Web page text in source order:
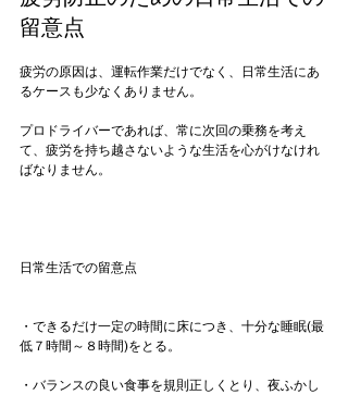
留意点
疲労の原因は、運転作業だけでなく、日常生活にあ
るケースも少なくありません。
プロドライバーであれば、常に次回の乗務を考え
て、疲労を持ち越さないような生活を心がけなけれ
ばなりません。
日常生活での留意点
・できるだけ一定の時間に床につき、十分な睡眠(最
低７時間～８時間)をとる。
・バランスの良い食事を規則正しくとり、夜ふかし